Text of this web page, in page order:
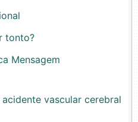
tonto?
Mensagem
vascular cerebral